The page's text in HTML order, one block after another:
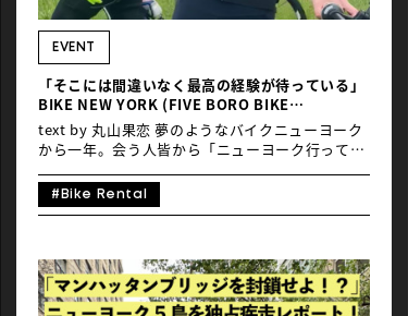
イズに関係なく、事前申請が必要となる。バイク
ポーターはすべてサイズ的には問題はないが、無
料と有料の航空会社が混在。どの航空会社で行く
かは航空券と自転車預託にかかるコストを合計し
て考える必要がある。 Ｑ：梱包時の注意点は A：
国際線のエコノミークラスは重量制限があり、一
般的に23kgを超過した場合は超過料金が取られ
る。また電動変速機などに取り付けられ […]
EVENT
「そこには間違いなく最高の経験が待っている」
BIKE NEW YORK (FIVE BORO BIKE
TOUR)2025エントリー開始！
経験者によるライド回想記
text by 丸山果恋 夢のようなバイクニューヨーク
から一年。会う人皆から「ニューヨーク行ってた
で。。「やっぱり私、あのニューヨークを、、、
自転車で走ってたよね！」と都度確認してしま
ても行くつもりだったから、、、（というか、ダ
メと言っても行くのわかっているから、行ってお
いで！と送り出された、、感謝ですね） 最高の経
#Bike Rental